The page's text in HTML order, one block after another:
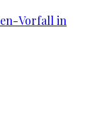
Vorfall in